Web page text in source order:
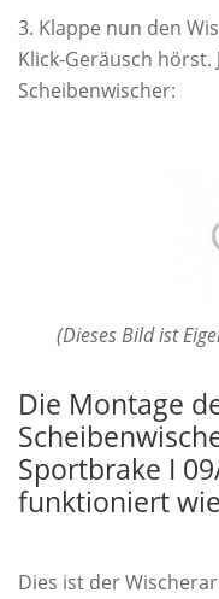
Klappe nun den
Klick-Geräusch hörst.
Scheibenwischer:
(Dieses Bild ist
Die Montage
Sportbrake I
funktioniert
Dies ist der